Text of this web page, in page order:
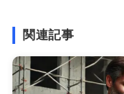
関連記事